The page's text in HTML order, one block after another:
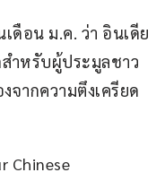
ดือน ม.ค. ว่า อินเดีย
ำหรับผู้ประมูลชาว
จากความตึงเครียด
Chinese